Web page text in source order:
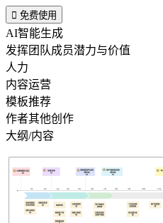
 免费使用
AI智能生成
发挥团队成员潜力与价值
人力
内容运营
模板推荐
作者其他创作
大纲/内容